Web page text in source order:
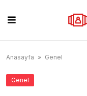
content
Anasayfa » Genel
Genel